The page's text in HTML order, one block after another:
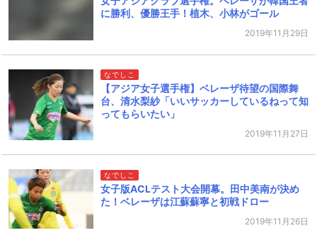
に勝利、優勝王手！植木、小林がゴール
2019年11月29日
なでしこ
【アジア女子選手権】ベレーザ待望の国際舞
台、清水梨紗「いいサッカーしているねって知
ってもらいたい」
2019年11月27日
なでしこ
女子版ACLテスト大会開幕。田中美南が決め
た！ベレーザは江蘇蘇寧と初戦ドロー
2019年11月26日